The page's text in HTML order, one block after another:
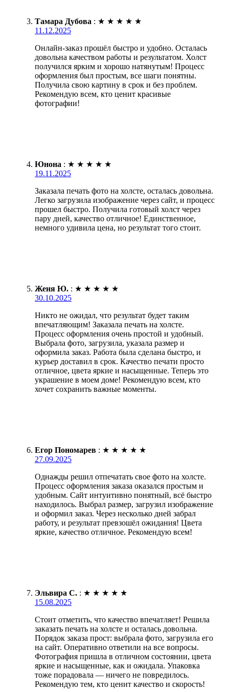
Тамара Дубова : ★ ★ ★ ★ ★
11.12.2025
Онлайн-заказ прошёл быстро и удобно. Осталась
довольна качеством работы и результатом. Холст
получился ярким и хорошо натянутым! Процесс
оформления был простым, все шаги понятны.
Получила свою картину в срок и без проблем.
Рекомендую всем, кто ценит красивые
фотографии!
Юнона : ★ ★ ★ ★ ★
19.11.2025
Заказала печать фото на холсте, осталась довольна.
Легко загрузила изображение через сайт, и процесс
прошел быстро. Получила готовый холст через
пару дней, качество отличное! Единственное,
немного удивила цена, но результат того стоит.
Женя Ю. : ★ ★ ★ ★ ★
30.10.2025
Никто не ожидал, что результат будет таким
впечатляющим! Заказала печать на холсте.
Процесс оформления очень простой и удобный.
Выбрала фото, загрузила, указала размер и
оформила заказ. Работа была сделана быстро, и
курьер доставил в срок. Качество печати просто
отличное, цвета яркие и насыщенные. Теперь это
украшение в моем доме! Рекомендую всем, кто
хочет сохранить важные моменты.
Егор Пономарев : ★ ★ ★ ★ ★
27.09.2025
Однажды решил отпечатать свое фото на холсте.
Процесс оформления заказа оказался простым и
удобным. Сайт интуитивно понятный, всё быстро
находилось. Выбрал размер, загрузил изображение
и оформил заказ. Через несколько дней забрал
работу, и результат превзошёл ожидания! Цвета
яркие, качество отличное. Рекомендую всем!
Эльвира С. : ★ ★ ★ ★ ★
15.08.2025
Стоит отметить, что качество впечатляет! Решила
заказать печать на холсте и осталась довольна.
Порядок заказа прост: выбрала фото, загрузила его
на сайт. Оперативно ответили на все вопросы.
Фотография пришла в отличном состоянии, цвета
яркие и насыщенные, как и ожидала. Упаковка
тоже порадовала — ничего не повредилось.
Рекомендую тем, кто ценит качество и скорость!